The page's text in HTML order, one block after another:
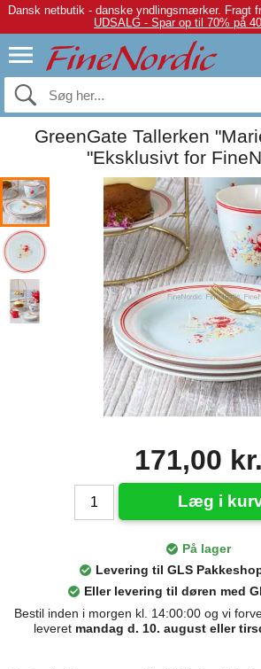
Dansk netbutik - danske yndlingsmærker. Fragt
UDSALG - Spar op til 70% på
GreenGate Tallerken
"Eksklusivt for
171,00 kr.
Læg i
På lager
Levering til GLS
Eller levering til døren med
Bestil inden i morgen kl. 14:00:00 og vi
leveret mandag d. 10. august eller